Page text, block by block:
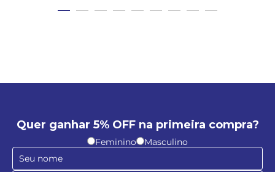
Quer ganhar 5% OFF na primeira compra?
Feminino Masculino